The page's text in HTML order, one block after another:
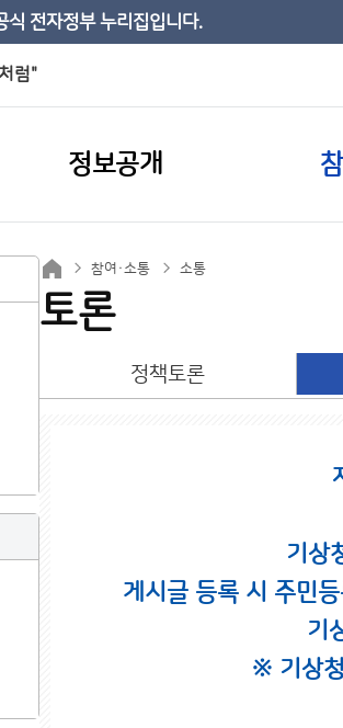
식 전자정부 누리집입니다.
럼"
정보공개
참여·소통 소통
토론
정책토론
기상
게시글 등록 시 주민
기
※ 기상